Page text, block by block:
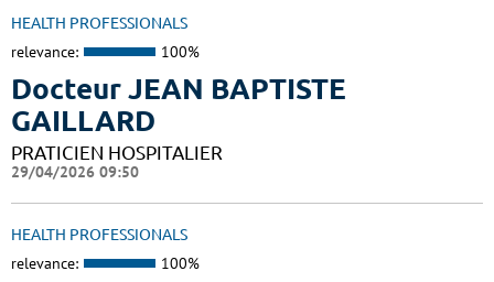
HEALTH PROFESSIONALS
relevance: 100%
Docteur JEAN BAPTISTE
GAILLARD
PRATICIEN HOSPITALIER
29/04/2026 09:50
HEALTH PROFESSIONALS
relevance: 100%